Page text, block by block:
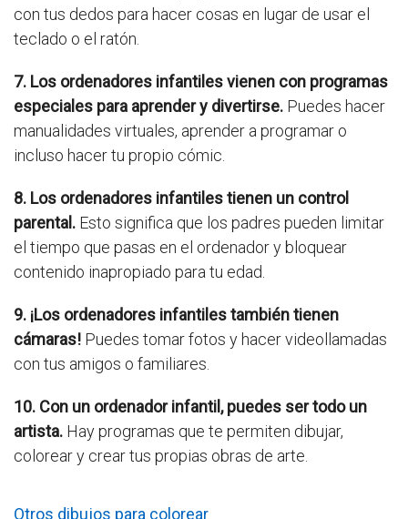
con tus dedos para hacer cosas en lugar de usar el
teclado o el ratón.
7. Los ordenadores infantiles vienen con programas
especiales para aprender y divertirse. Puedes hacer
manualidades virtuales, aprender a programar o
incluso hacer tu propio cómic.
8. Los ordenadores infantiles tienen un control
parental. Esto significa que los padres pueden limitar
el tiempo que pasas en el ordenador y bloquear
contenido inapropiado para tu edad.
9. ¡Los ordenadores infantiles también tienen
cámaras! Puedes tomar fotos y hacer videollamadas
con tus amigos o familiares.
10. Con un ordenador infantil, puedes ser todo un
artista. Hay programas que te permiten dibujar,
colorear y crear tus propias obras de arte.
Otros dibujos para colorear